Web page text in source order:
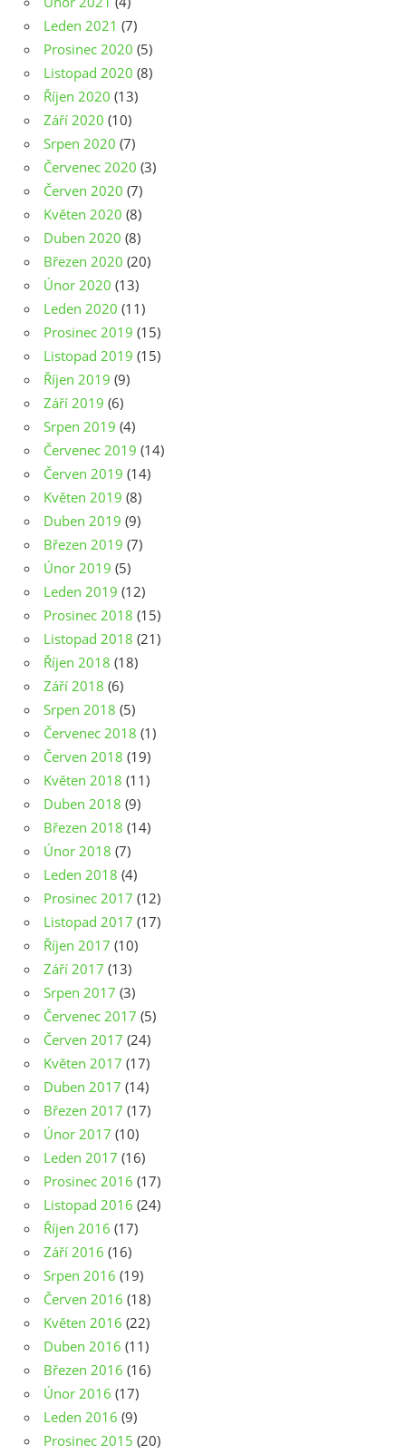
Leden 2021 (7)
Prosinec 2020 (5)
Listopad 2020 (8)
Říjen 2020 (13)
Září 2020 (10)
Srpen 2020 (7)
Červenec 2020 (3)
Červen 2020 (7)
Květen 2020 (8)
Duben 2020 (8)
Březen 2020 (20)
Únor 2020 (13)
Leden 2020 (11)
Prosinec 2019 (15)
Listopad 2019 (15)
Říjen 2019 (9)
Září 2019 (6)
Srpen 2019 (4)
Červenec 2019 (14)
Červen 2019 (14)
Květen 2019 (8)
Duben 2019 (9)
Březen 2019 (7)
Únor 2019 (5)
Leden 2019 (12)
Prosinec 2018 (15)
Listopad 2018 (21)
Říjen 2018 (18)
Září 2018 (6)
Srpen 2018 (5)
Červenec 2018 (1)
Červen 2018 (19)
Květen 2018 (11)
Duben 2018 (9)
Březen 2018 (14)
Únor 2018 (7)
Leden 2018 (4)
Prosinec 2017 (12)
Listopad 2017 (17)
Říjen 2017 (10)
Září 2017 (13)
Srpen 2017 (3)
Červenec 2017 (5)
Červen 2017 (24)
Květen 2017 (17)
Duben 2017 (14)
Březen 2017 (17)
Únor 2017 (10)
Leden 2017 (16)
Prosinec 2016 (17)
Listopad 2016 (24)
Říjen 2016 (17)
Září 2016 (16)
Srpen 2016 (19)
Červen 2016 (18)
Květen 2016 (22)
Duben 2016 (11)
Březen 2016 (16)
Únor 2016 (17)
Leden 2016 (9)
Prosinec 2015 (20)